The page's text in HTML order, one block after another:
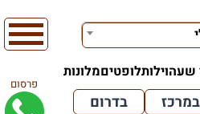
שעהוילותלופטיםמלונות
פרסום
במרכז
בדרום